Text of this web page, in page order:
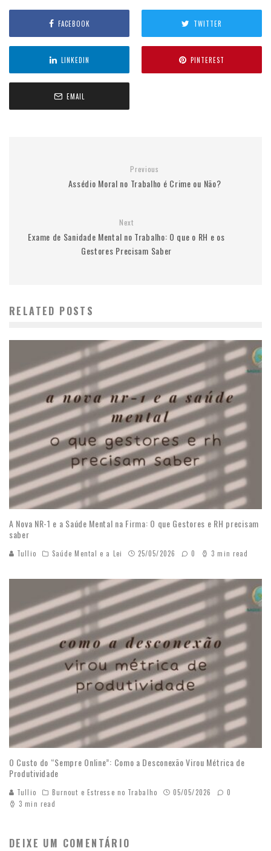
FACEBOOK TWITTER
LINKEDIN PINTEREST
EMAIL
Previous
Assédio Moral no Trabalho é Crime ou Não?
Next
Exame de Sanidade Mental no Trabalho: O que o RH e os
Gestores Precisam Saber
RELATED POSTS
A Nova NR-1 e a Saúde Mental na Firma: O que Gestores e RH precisam
saber
Tullio Saúde Mental e a Lei 25/05/2026 0 3 min read
O Custo do “Sempre Online”: Como a Desconexão Virou Métrica de
Produtividade
Tullio Burnout e Estresse no Trabalho 05/05/2026
0
3 min read
DEIXE UM COMENTÁRIO